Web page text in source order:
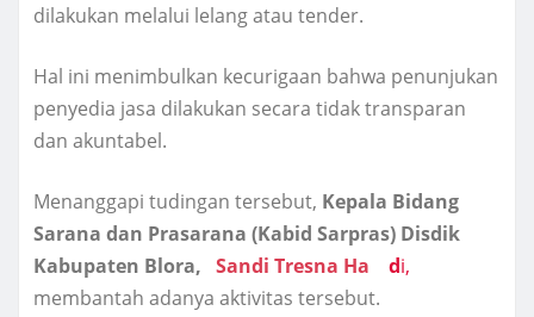
dilakukan melalui lelang atau tender.
Hal ini menimbulkan kecurigaan bahwa penunjukan
penyedia jasa dilakukan secara tidak transparan
dan akuntabel.
Menanggapi tudingan tersebut, Kepala Bidang
Sarana dan Prasarana (Kabid Sarpras) Disdik
Kabupaten Blora, Sandi Tresna Ha di,
membantah adanya aktivitas tersebut.